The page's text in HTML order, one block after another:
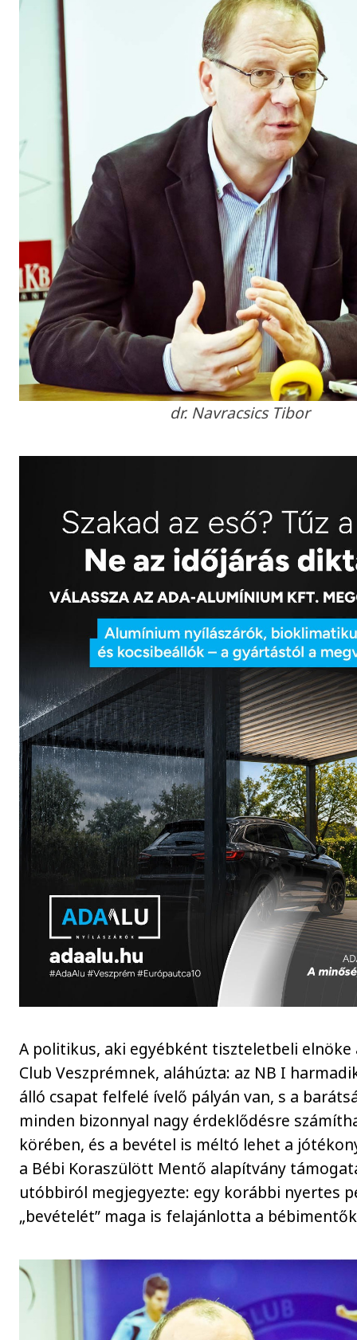
dr. Navracsics Tibor
A politikus, aki egyébként tiszteletbeli elnöke
Club Veszprémnek, aláhúzta: az NB I
álló csapat felfelé ívelő pályán van, s a
minden bizonnyal nagy érdeklődésre
körében, és a bevétel is méltó lehet a
a Bébi Koraszülött Mentő alapítvány
utóbbiról megjegyezte: egy korábbi nyertes
„bevételét” maga is felajánlotta a